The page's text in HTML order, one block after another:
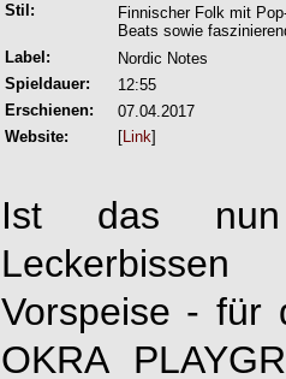
Stil:
Finnischer Folk mit
Beats sowie
Label:
Nordic Notes
Spieldauer:
12:55
Erschienen:
07.04.2017
Website:
[Link]
Ist das nun
Vorspeise - für
OKRA